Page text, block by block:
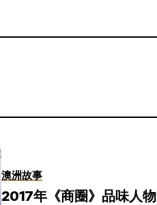
澳洲故事
2017年《商圈》品味人物